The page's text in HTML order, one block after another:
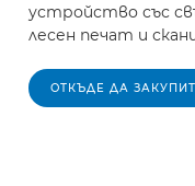
устройство със
лесен печат и
ОТКЪДЕ ДА